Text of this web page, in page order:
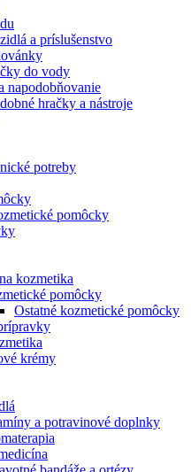
a príslušenstvo
do vody
napodobňovanie
hračky a nástroje
potreby
pomôcky
kozmetika
pomôcky
Ostatné kozmetické pomôcky
krémy
a potravinové doplnky